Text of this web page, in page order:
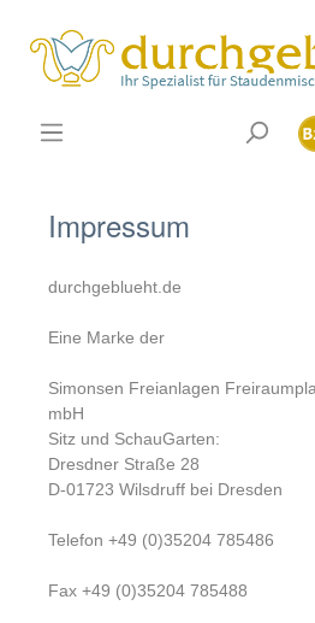
Impressum
durchgeblueht.de
Eine Marke der
Simonsen Freianlagen
mbH
Sitz und SchauGarten:
Dresdner Straße 28
D-01723 Wilsdruff bei Dresden
Telefon +49 (0)35204 785486
Fax +49 (0)35204 785488